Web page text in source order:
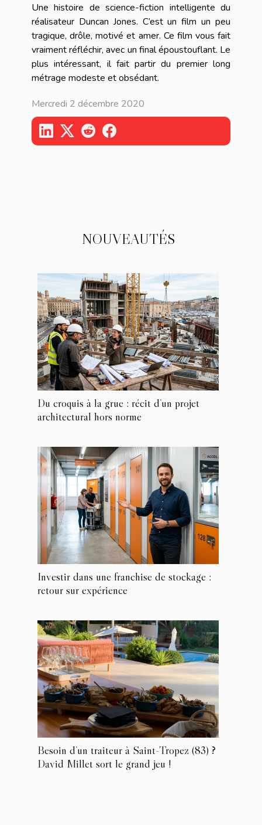
Une histoire de science-fiction intelligente du
réalisateur Duncan Jones. C’est un film un peu
tragique, drôle, motivé et amer. Ce film vous fait
vraiment réfléchir, avec un final époustouflant. Le
plus intéressant, il fait partir du premier long
métrage modeste et obsédant.
Mercredi 2 décembre 2020
NOUVEAUTÉS
Du croquis à la grue : récit d’un projet
architectural hors norme
Investir dans une franchise de stockage :
retour sur expérience
Besoin d’un traiteur à Saint-Tropez (83) ?
David Millet sort le grand jeu !